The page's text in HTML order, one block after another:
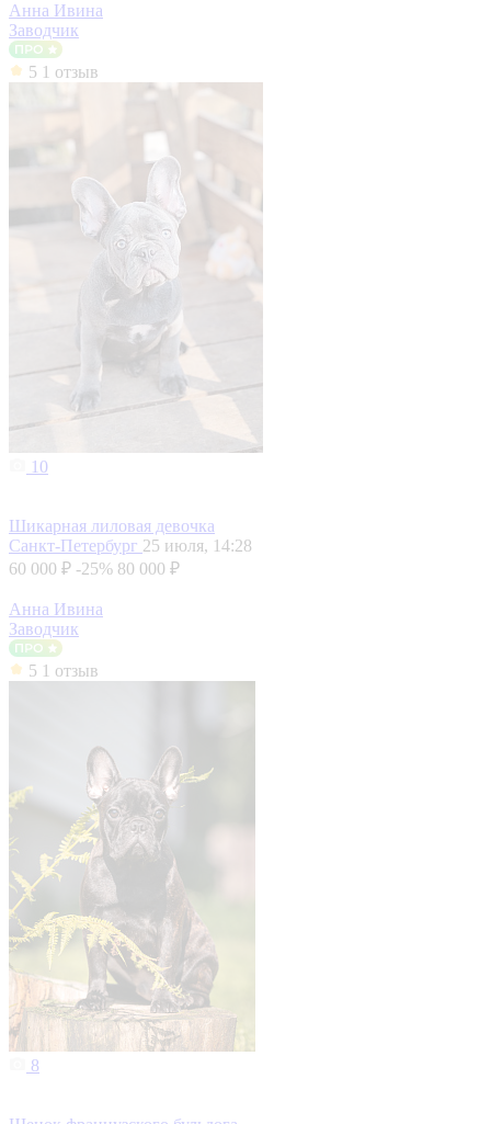
Анна Ивина
Заводчик
5 1 отзыв
10
Шикарная лиловая девочка
Санкт-Петербург 25 июля, 14:28
60 000 ₽ -25% 80 000 ₽
Анна Ивина
Заводчик
5 1 отзыв
8